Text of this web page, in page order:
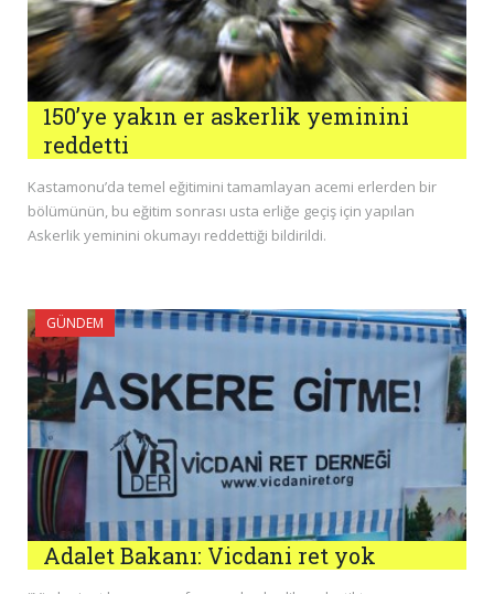
150’ye yakın er askerlik yeminini
reddetti
Kastamonu’da temel eğitimini tamamlayan acemi erlerden bir
bölümünün, bu eğitim sonrası usta erliğe geçiş için yapılan
Askerlik yeminini okumayı reddettiği bildirildi.
GÜNDEM
Adalet Bakanı: Vicdani ret yok